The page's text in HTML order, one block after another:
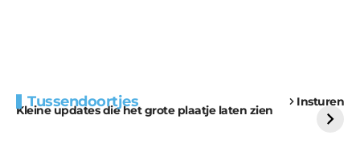
Tussendoortjes Insturen
Kleine updates die het grote plaatje laten zien
voor kabouters
uitdaging